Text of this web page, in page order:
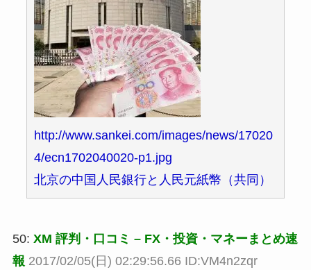
http://www.sankei.com/images/news/17020
4/ecn1702040020-p1.jpg
北京の中国人民銀行と人民元紙幣（共同）
50: XM 評判・口コミ – FX・投資・マネーまとめ速
報 2017/02/05(日) 02:29:56.66 ID:VM4n2zqr